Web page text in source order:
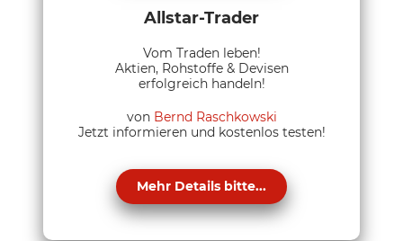
Allstar-Trader
Vom Traden leben!
Aktien, Rohstoffe & Devisen
erfolgreich handeln!
von Bernd Raschkowski
Jetzt informieren und kostenlos testen!
Mehr Details bitte...